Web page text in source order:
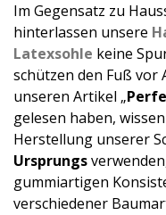
Im Gegensatz zu
hinterlassen unsere
Latexsohle keine
schützen den Fuß vor
unseren Artikel „
gelesen haben,
Herstellung unserer
Ursprungs
gummiartigen
verschiedener